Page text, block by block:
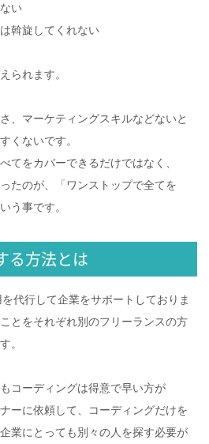
い
斡旋してくれない
られます。
、マーケティングスキルなどないと
くないです。
てをカバーできるだけではなく、
たのが、「ワンストップで全てを
う事です。
る方法とは
代行して企業をサポートしておりま
とをそれぞれ別のフリーランスの方
。
コーディングは得意で早い方が
ーに依頼して、コーディングだけを
業にとっても別々の人を探す必要が